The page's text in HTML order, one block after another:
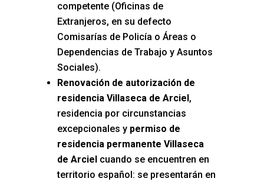
competente (Oficinas de
Extranjeros, en su defecto
Comisarías de Policía o Áreas o
Dependencias de Trabajo y Asuntos
Sociales).
Renovación de autorización de
residencia Villaseca de Arciel,
residencia por circunstancias
excepcionales y permiso de
residencia permanente Villaseca
de Arcielcuando se encuentren en
territorio español: se presentarán en